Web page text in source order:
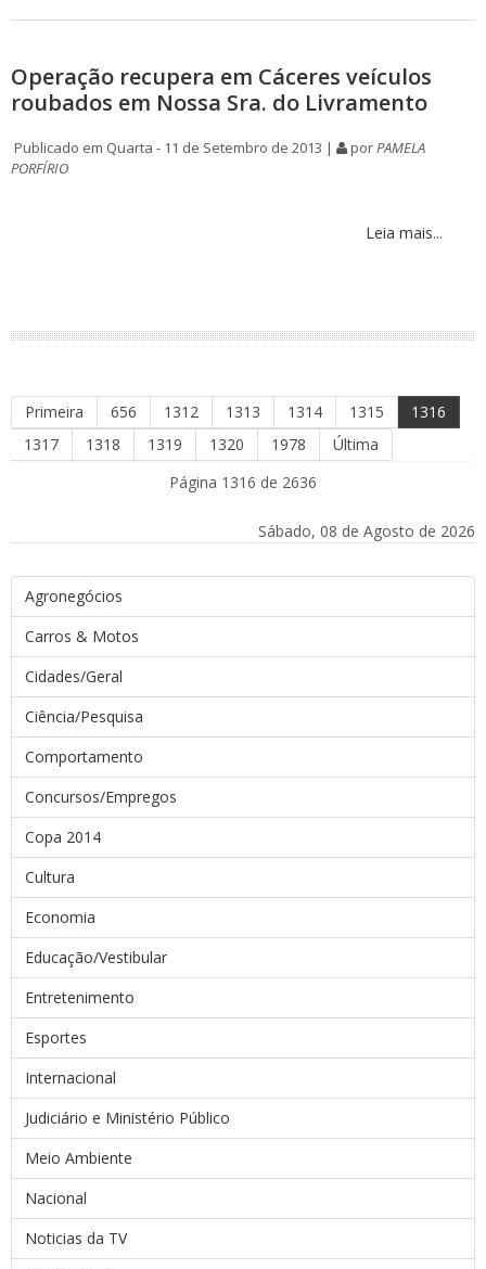
Operação recupera em Cáceres veículos
roubados em Nossa Sra. do Livramento
Publicado em Quarta - 11 de Setembro de 2013 | porPAMELA
PORFÍRIO
Leia mais...
Primeira 656 1312 1313 1314 1315
1316
1317
1318 1319 1320 1978
Última
Página 1316 de 2636
Sábado, 08 de Agosto de 2026
Agronegócios
Carros & Motos
Cidades/Geral
Ciência/Pesquisa
Comportamento
Concursos/Empregos
Copa 2014
Cultura
Economia
Educação/Vestibular
Entretenimento
Esportes
Internacional
Judiciário e Ministério Público
Meio Ambiente
Nacional
Noticias da TV